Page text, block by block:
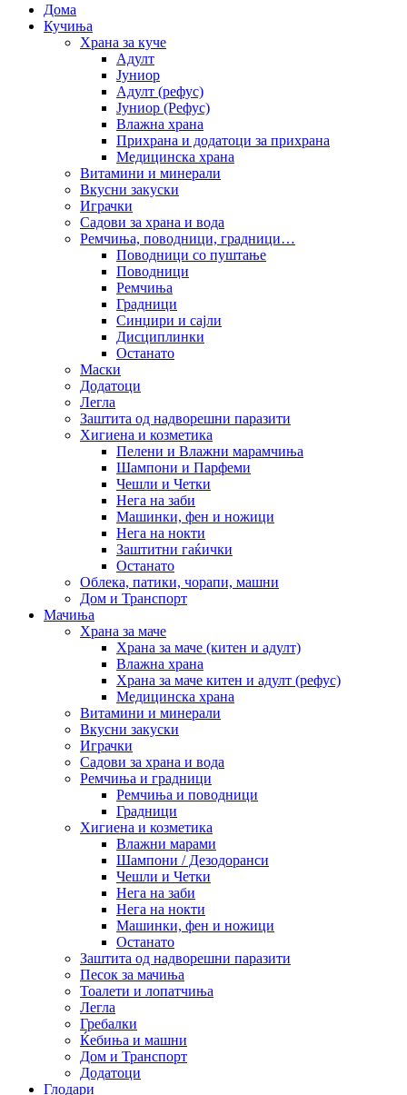
Дома
Кучиња
Храна за куче
Адулт
Јуниор
Адулт (рефус)
Јуниор (Рефус)
Влажна храна
Прихрана и додатоци за прихрана
Медицинска храна
Витамини и минерали
Вкусни закуски
Играчки
Садови за храна и вода
Ремчиња, поводници, градници…
Поводници со пуштање
Поводници
Ремчиња
Градници
Синџири и сајли
Дисциплинки
Останато
Маски
Додатоци
Легла
Заштита од надворешни паразити
Хигиена и козметика
Пелени и Влажни марамчиња
Шампони и Парфеми
Чешли и Четки
Нега на заби
Машинки, фен и ножици
Нега на нокти
Заштитни гаќички
Останато
Облека, патики, чорапи, машни
Дом и Транспорт
Мачиња
Храна за маче
Храна за маче (китен и адулт)
Влажна храна
Храна за маче китен и адулт (рефус)
Медицинска храна
Витамини и минерали
Вкусни закуски
Играчки
Садови за храна и вода
Ремчиња и градници
Ремчиња и поводници
Градници
Хигиена и козметика
Влажни марами
Шампони / Дезодоранси
Чешли и Четки
Нега на заби
Нега на нокти
Машинки, фен и ножици
Останато
Заштита од надворешни паразити
Песок за мачиња
Тоалети и лопатчиња
Легла
Гребалки
Ќебиња и машни
Дом и Транспорт
Додатоци
Глодари